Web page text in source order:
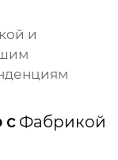
и
с Фабрикой